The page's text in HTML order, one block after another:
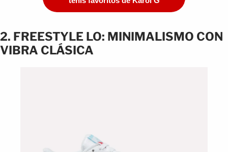
2. FREESTYLE LO: MINIMALISMO CON
VIBRA CLÁSICA